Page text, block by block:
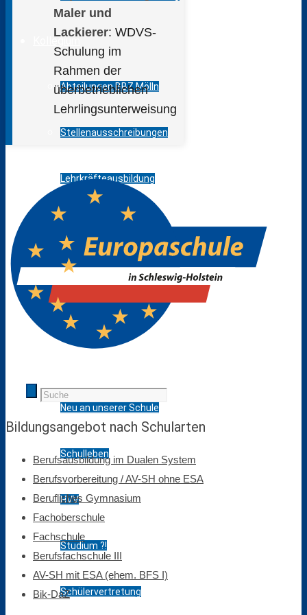
Kollegium
Abteilungen BBZ Mölln
Stellenausschreibungen
Lehrkräfteausbildung
Praktikanten
BBZ intern
ÖPR
Neu an unserer Schule
Schulleben
HVV
Studium ?!
Schülervertretung
Maler und
Lackierer: WDVS-
Schulung im
Rahmen der
überbetrieblichen
Lehrlingsunterweisung
Bildungs­angebot nach Schul­arten
Berufs­ausbildung im Dualen System
Berufsvorbereitung / AV-SH ohne ESA
Berufliches Gymnasium
Fach­oberschule
Fach­schule
Berufs­fach­schule III
AV-SH mit ESA (ehem. BFS I)
Bik-DaZ